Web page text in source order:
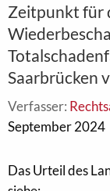
Zeitpunkt für
Saarbrücken
Verfasser:
September 2024
Das Urteil des